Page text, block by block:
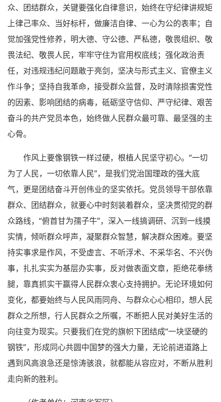
众、团结群众，关键要强化自律意识，始终在守纪律讲规矩
上律己率众、当好标杆，做廉洁自律、一心为公的表率；自
觉加强党性修养，明大德、守公德、严私德，敬畏组织、敬
畏法纪、敬畏人民，牢牢守住为官用权底线；强化政治责
任，对违规违纪问题敢于亮剑，坚决与形式主义、官僚主义
作斗争；坚持自我革命，接受群众监督，及时清除损害党性
的因素、影响团结的病毒，砥砺坚守信仰、严守纪律、艰苦
奋斗的共产党员本色，始终做人民群众最可靠、最坚强的主
心骨。
作风上要像钢铁一样过硬，根植人民坚守初心。“一切
为了人民，一切依靠人民”，是我们党治国理政的强大底
气，更是团结奋斗开创伟业的坚实依托。党员领导干部依靠
群众、团结群众，就要心中时刻装着群众，坚决贯彻党的群
众路线，“俯首甘为孺子牛”，深入一线搞调研、沉到一线摸
实情，倾听群众呼声，凝聚群众智慧，解决群众困难。要坚
持实事求是作风，不受虚言、不听浮术、不采华名、不兴伪
事，扎扎实实为基层办实事，反对做表面文章，拒绝花拳绣
腿，靠真抓实干赢得人民群众衷心支持拥护。无论环境如何
变化，都要始终与人民风雨同舟、与群众心心相印，想人民
群众之所想，行人民群众之所嘱，不断把人民对美好生活的
向往变为现实。只要我们在党的旗帜下团结成“一块坚硬的
钢铁”，形成同心共圆中国梦的强大力量，无论前进道路上
遇到风高浪急还是惊涛骇浪，就都能从容应对，不断从胜利
走向新的胜利。